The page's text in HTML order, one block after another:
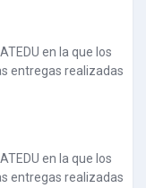
en la que los
entregas realizadas
en la que los
entregas realizadas